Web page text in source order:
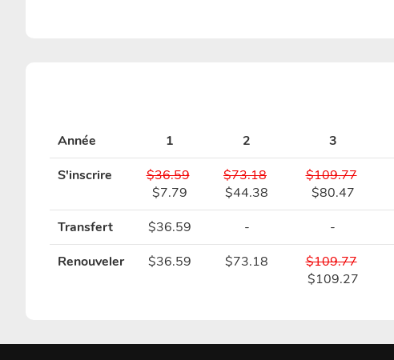
Année 1 2 3
S'inscrire
$36.59
$7.79
$73.18
$44.38
$109.77
$80.47
Transfert
$36.59 - -
Renouveler
$36.59 $73.18
$109.77
$109.27